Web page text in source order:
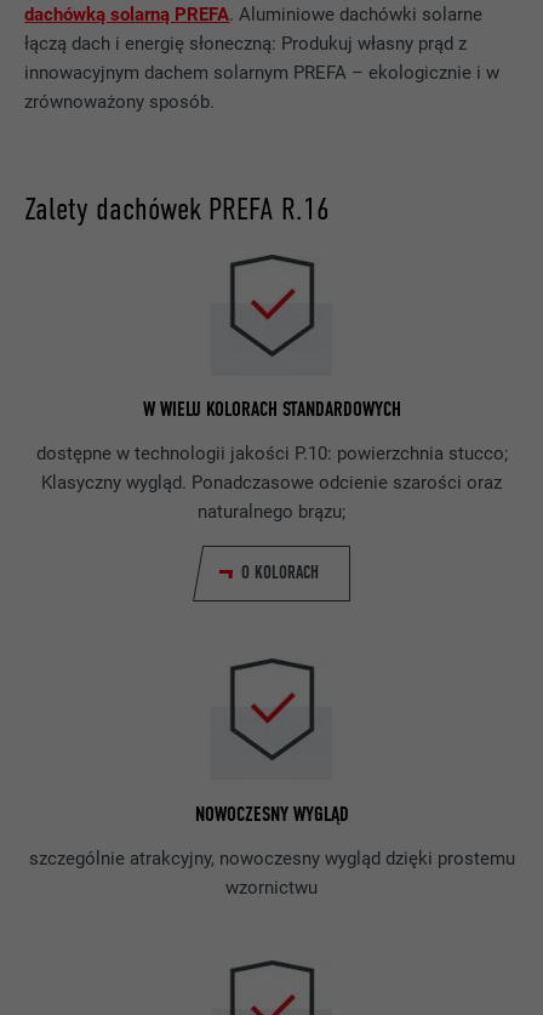
dachówką solarną PREFA. Aluminiowe dachówki solarne
łączą dach i energię słoneczną: Produkuj własny prąd z
innowacyjnym dachem solarnym PREFA – ekologicznie i w
zrównoważony sposób.
Zalety dachówek PREFA R.16
W WIELU KOLORACH STANDARDOWYCH
dostępne w technologii jakości P.10: powierzchnia stucco;
Klasyczny wygląd. Ponadczasowe odcienie szarości oraz
naturalnego brązu;
O KOLORACH
NOWOCZESNY WYGLĄD
szczególnie atrakcyjny, nowoczesny wygląd dzięki prostemu
wzornictwu